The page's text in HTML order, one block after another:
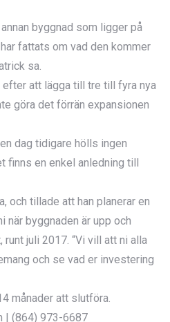
byggnad som ligger på
fattats om vad den kommer
sa.
att lägga till tre till fyra nya
göra det förrän expansionen
dag tidigare hölls ingen
finns en enkel anledning till
och tillade att han planerar en
byggnaden är upp och
juli 2017. “Vi vill att ni alla
och se vad er investering
månader att slutföra.
| (864) 973-6687